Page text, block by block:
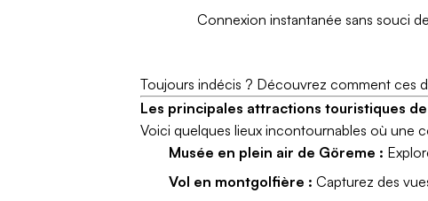
Connexion instantanée sans souci
Toujours indécis ? Découvrez comment ces
Les principales attractions touristiques
Voici quelques lieux incontournables où une
Musée en plein air de Göreme :
Vol en montgolfière : Capturez des